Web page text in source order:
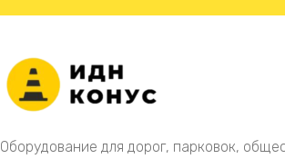
Оборудование для дорог, парковок,